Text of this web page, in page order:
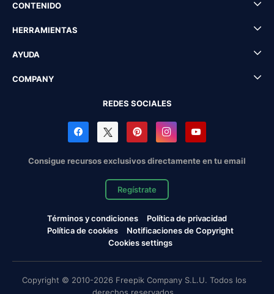
CONTENIDO
HERRAMIENTAS
AYUDA
COMPANY
REDES SOCIALES
Consigue recursos exclusivos directamente en tu email
Regístrate
Términos y condiciones
Política de privacidad
Política de cookies
Notificaciones de Copyright
Cookies settings
Copyright © 2010-2026 Freepik Company S.L.U. Todos los